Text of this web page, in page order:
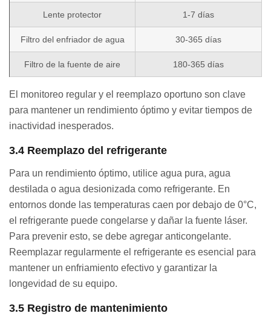
Lente protector 1-7 días
Filtro del enfriador de agua 30-365 días
Filtro de la fuente de aire 180-365 días
El monitoreo regular y el reemplazo oportuno son clave
para mantener un rendimiento óptimo y evitar tiempos de
inactividad inesperados.
3.4 Reemplazo del refrigerante
Para un rendimiento óptimo, utilice agua pura, agua
destilada o agua desionizada como refrigerante. En
entornos donde las temperaturas caen por debajo de 0°C,
el refrigerante puede congelarse y dañar la fuente láser.
Para prevenir esto, se debe agregar anticongelante.
Reemplazar regularmente el refrigerante es esencial para
mantener un enfriamiento efectivo y garantizar la
longevidad de su equipo.
3.5 Registro de mantenimiento